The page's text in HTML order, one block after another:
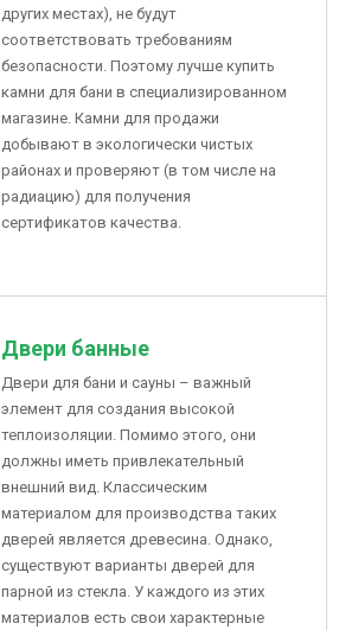
других местах), не будут
соответствовать требованиям
безопасности. Поэтому лучше купить
камни для бани в специализированном
магазине. Камни для продажи
добывают в экологически чистых
районах и проверяют (в том числе на
радиацию) для получения
сертификатов качества.
Двери банные
Двери для бани и сауны – важный
элемент для создания высокой
теплоизоляции. Помимо этого, они
должны иметь привлекательный
внешний вид. Классическим
материалом для производства таких
дверей является древесина. Однако,
существуют варианты дверей для
парной из стекла. У каждого из этих
материалов есть свои характерные